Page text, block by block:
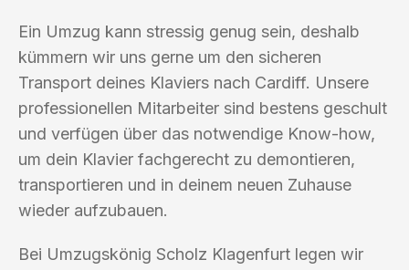
Ein Umzug kann stressig genug sein, deshalb
kümmern wir uns gerne um den sicheren
Transport deines Klaviers nach Cardiff. Unsere
professionellen Mitarbeiter sind bestens geschult
und verfügen über das notwendige Know-how,
um dein Klavier fachgerecht zu demontieren,
transportieren und in deinem neuen Zuhause
wieder aufzubauen.
Bei Umzugskönig Scholz Klagenfurt legen wir